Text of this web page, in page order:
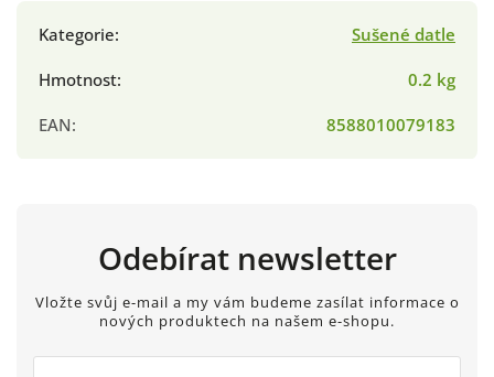
Kategorie:
Sušené datle
Hmotnost:
0.2 kg
EAN: 8588010079183
Odebírat newsletter
Vložte svůj e-mail a my vám budeme zasílat informace o
nových produktech na našem e-shopu.